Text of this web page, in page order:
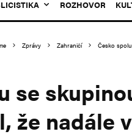
ROZHOVOR
Zprávy Zahraničí Česko
se
že nadále